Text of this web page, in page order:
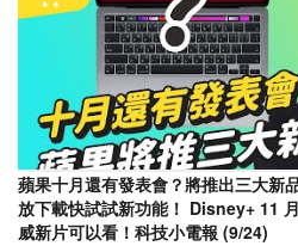
蘋果十月還有發表會？將推出三大新
放下載快試試新功能！ Disney+ 11
威新片可以看！科技小電報 (9/24)